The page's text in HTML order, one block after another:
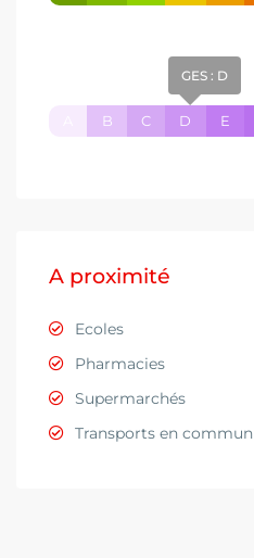
B C
GES : D
D E
A proximité
Ecoles
Pharmacies
Supermarchés
Transports en commun